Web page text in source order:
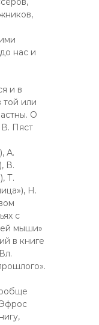
нас и
и в
той или
О
Пяст
А.
В.
Т.
Н.
с
мыши»
в книге